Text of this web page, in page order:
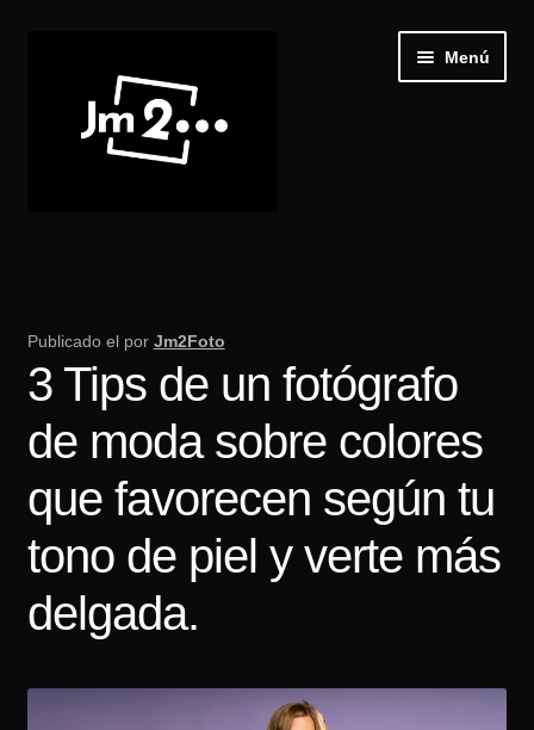
navegación
contenido
Menú
Recibir Castings
Publica tu casting
Blog
Tarifas
Contacto
Publicado el por Jm2Foto
3 Tips de un fotógrafo
de moda sobre colores
que favorecen según tu
tono de piel y verte más
delgada.